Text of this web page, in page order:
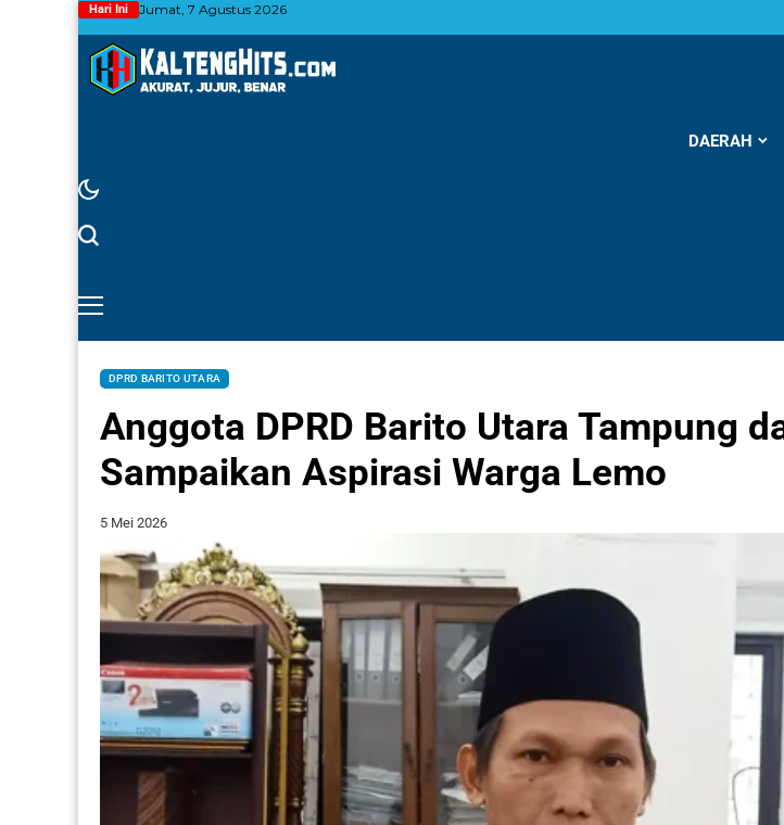
Hari Ini Jumat, 7 Agustus 2026
DAERAH
DPRD BARITO UTARA
Anggota DPRD Barito Utara Tampung
Sampaikan Aspirasi Warga Lemo
5 Mei 2026